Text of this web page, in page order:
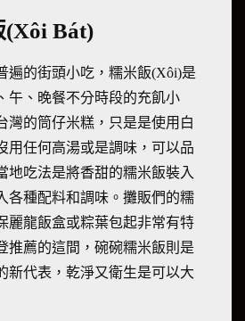
(Xôi Bát)
遍的街頭小吃，糯米飯(Xôi)是
午、晚餐不分時段的充飢小
灣的筒仔米糕，只是是使用白
用任何高湯或是調味，可以品
地吃法是將香甜的糯米飯裝入
各種配料和調味。攤販們的糯
麗龍飯盒或粽葉包起非常有特
推薦的這間，碗碗糯米飯則是
新代表，乾淨又衛生是可以大